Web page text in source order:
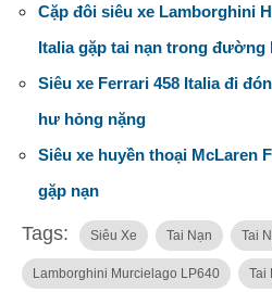
Cặp đôi siêu xe Lamborghini
Italia gặp tai nạn trong đường
Siêu xe Ferrari 458 Italia đi
hư hỏng nặng
Siêu xe huyền thoại McLaren
gặp nạn
Tags: Siêu Xe Tai Nạn Tai
Lamborghini Murcielago LP640 Tai